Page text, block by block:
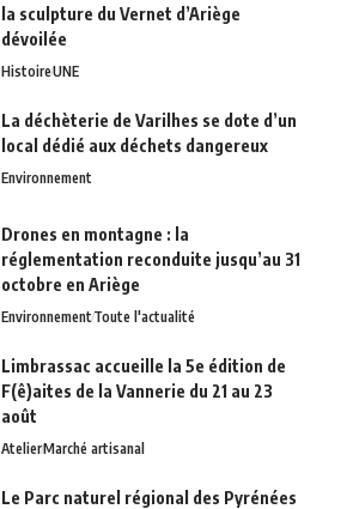
la sculpture du Vernet d’Ariège
dévoilée
HistoireUNE
La déchèterie de Varilhes se dote d’un
local dédié aux déchets dangereux
Environnement
Drones en montagne : la
réglementation reconduite jusqu’au 31
octobre en Ariège
EnvironnementToute l'actualité
Limbrassac accueille la 5e édition de
F(ê)aites de la Vannerie du 21 au 23
août
AtelierMarché artisanal
Le Parc naturel régional des Pyrénées